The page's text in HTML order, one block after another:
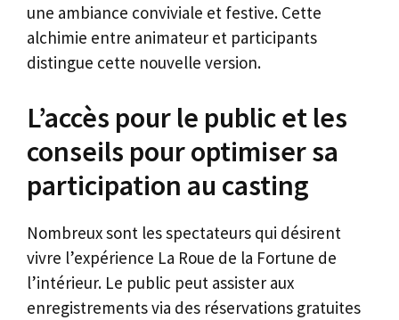
une ambiance conviviale et festive. Cette
alchimie entre animateur et participants
distingue cette nouvelle version.
L’accès pour le public et les
conseils pour optimiser sa
participation au casting
Nombreux sont les spectateurs qui désirent
vivre l’expérience La Roue de la Fortune de
l’intérieur. Le public peut assister aux
enregistrements via des réservations gratuites